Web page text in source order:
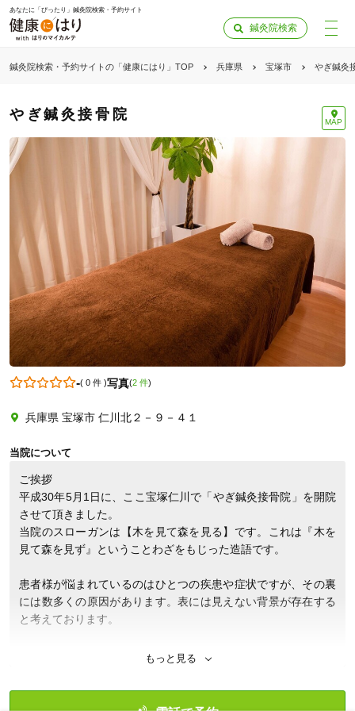
あなたに「ぴったり」鍼灸院検索・予約サイト
鍼灸院検索
鍼灸院検索・予約サイトの「健康にはり」TOP 兵庫県 宝塚市 やぎ鍼灸
やぎ鍼灸接骨院 MAP
-( 0 件)写真(2 件)
兵庫県 宝塚市 仁川北２－９－４１
当院について
ご挨拶
平成30年5月1日に、ここ宝塚仁川で「やぎ鍼灸接骨院」を開院
させて頂きました。
当院のスローガンは【木を見て森を見る】です。これは『木を
見て森を見ず』ということわざをもじった造語です。
患者様が悩まれているのはひとつの疾患や症状ですが、その裏
には数多くの原因があります。表には見えない背景が存在する
と考えております。
そのため、『ひとつの疾患、症状にとらわれず、背景までを治
います。
もっと見る
「健康にはりを見た」
0798511071